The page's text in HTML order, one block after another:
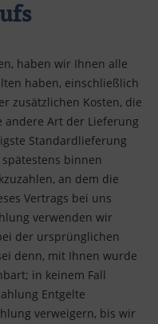
haben wir Ihnen alle
haben, einschließlich
zusätzlichen Kosten, die
andere Art der Lieferung
Standardlieferung
binnen
an dem die
Vertrags bei uns
verwenden wir
der ursprünglichen
denn, mit Ihnen wurde
in keinem Fall
Entgelte
verweigern, bis wir